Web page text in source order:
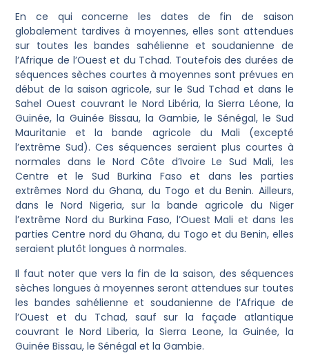
En ce qui concerne les dates de fin de saison
globalement tardives à moyennes, elles sont attendues
sur toutes les bandes sahélienne et soudanienne de
l’Afrique de l’Ouest et du Tchad. Toutefois des durées de
séquences sèches courtes à moyennes sont prévues en
début de la saison agricole, sur le Sud Tchad et dans le
Sahel Ouest couvrant le Nord Libéria, la Sierra Léone, la
Guinée, la Guinée Bissau, la Gambie, le Sénégal, le Sud
Mauritanie et la bande agricole du Mali (excepté
l’extrême Sud). Ces séquences seraient plus courtes à
normales dans le Nord Côte d’Ivoire Le Sud Mali, les
Centre et le Sud Burkina Faso et dans les parties
extrêmes Nord du Ghana, du Togo et du Benin. Ailleurs,
dans le Nord Nigeria, sur la bande agricole du Niger
l’extrême Nord du Burkina Faso, l’Ouest Mali et dans les
parties Centre nord du Ghana, du Togo et du Benin, elles
seraient plutôt longues à normales.
Il faut noter que vers la fin de la saison, des séquences
sèches longues à moyennes seront attendues sur toutes
les bandes sahélienne et soudanienne de l’Afrique de
l’Ouest et du Tchad, sauf sur la façade atlantique
couvrant le Nord Liberia, la Sierra Leone, la Guinée, la
Guinée Bissau, le Sénégal et la Gambie.